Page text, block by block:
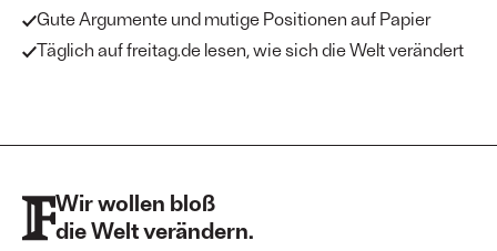
Gute Argumente und mutige Positionen auf Papier
Täglich auf freitag.de lesen, wie sich die Welt verändert
Wir wollen bloß
die Welt verändern.